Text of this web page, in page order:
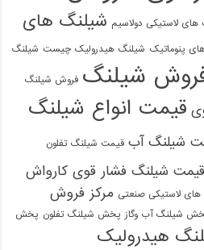
های لاستیکی دولاسیم شیلنگ های
پنوماتیک شیلنگ هیدرولیک چیست شیلنگ
شیلنگ فروش شیلنگ
قیمت انواع شیلنگ
شیلنگ آب قیمت شیلنگ تفلون
قیمت شیلنگ فشار قوی کارواش
لاستیکی صنعتی مرکز فروش
شیلنگ آب وگاز پخش شیلنگ تفلون پخش
هیدرولیک